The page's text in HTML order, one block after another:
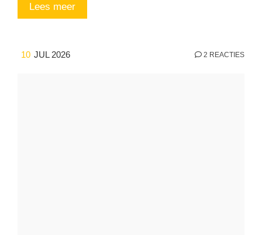
Lees meer
10 JUL 2026 2 REACTIES